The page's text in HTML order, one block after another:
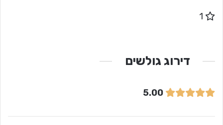
דירוג גולשים
5.00